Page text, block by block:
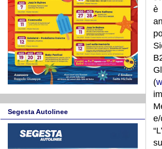
è
(
Segesta Autolinee